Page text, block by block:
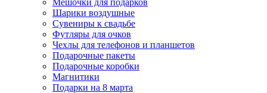
Мешочки для подарков
Шарики воздушные
Сувениры к свадьбе
Футляры для очков
Чехлы для телефонов и планшетов
Подарочные пакеты
Подарочные коробки
Магнитики
Подарки на 8 марта